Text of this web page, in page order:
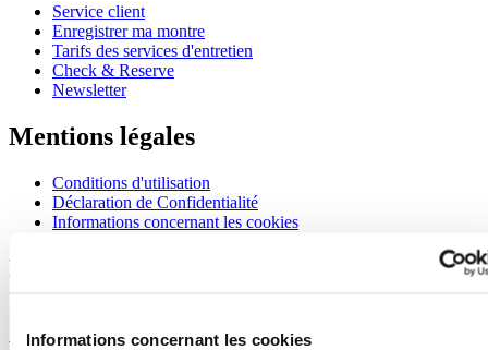
Informations concernant les cookies
Service client
Enregistrer ma montre
Tarifs des services d'entretien
Check & Reserve
Newsletter
Mentions légales
Conditions d'utilisation
Déclaration de Confidentialité
Informations concernant les cookies
Rejoignez le club CERTINA
S'inscrire